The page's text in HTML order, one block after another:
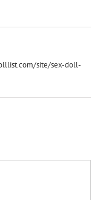
site/sex-doll-